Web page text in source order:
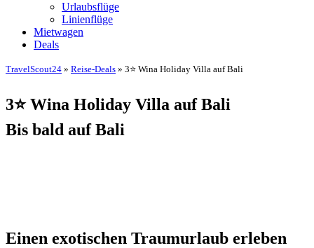
Urlaubsflüge
Linienflüge
Mietwagen
Deals
TravelScout24 » Reise-Deals » 3⭐ Wina Holiday Villa auf Bali
3⭐ Wina Holiday Villa auf Bali
Bis bald auf Bali
Einen exotischen Traumurlaub erleben